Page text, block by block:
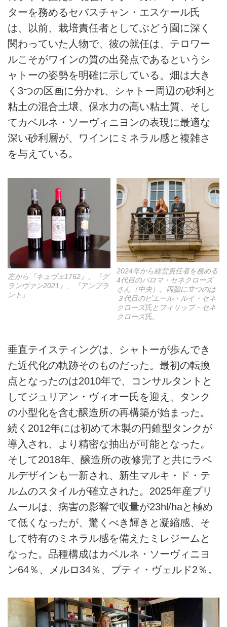
ターを務めるセバスチャン・エスケール氏
は、以前、栽培責任者としてぶどう園に深く
関わっていた人物で、彼の就任は、テロワー
ルこそがワインの質の出発点であるというシ
ャトーの姿勢を明確に示している。畑は大き
く3つの区画に分かれ、シャトー周辺の砂利と
粘土の混合土壌、保水力の高い粘土質、そし
てカベルネ・ソーヴィニヨンの表現に最適な
深い砂利層が、ワインにミネラル感と複雑さ
を与えている。
左から『キュヴェ1762』、『グ
ランヴァン2021』、『アンプラ
ント』
2024年から経営責任者を務める
4代目のパロマ・セネクローズ
さん（中央）。両脇に立つのは
３代目のピエール・ルイ・セネ
クローズ氏とフィリップ・セネ
クローズ氏。
垂直テイスティングは、シャトーが歩んでき
た近代化の軌跡そのものだった。最初の転換
点となったのは2010年で、コンサルタントと
してジュリアン・ヴィオー氏を迎え、タンク
の小型化を含む醸造所の再構築が始まった。
続く2012年には初めて木製の円錐型タンクが
導入され、より精密な抽出が可能となった。
そして2018年、醸造所の改修完了と共にラベ
ルデザインも一新され、新生マルキ・ド・テ
ルムのスタイルが確立された。2025年産プリ
ムールは、病害の影響で収量が23hl/haと極め
て低くなったが、驚くべき輝きと凝縮感、そ
して特有のミネラル感を備えたミレジームと
なった。品種構成はカベルネ・ソーヴィニヨ
ン64％、メルロ34％、プティ・ヴェルド2％。